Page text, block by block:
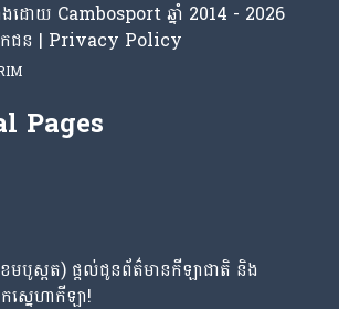
ង​ដោយ​ Cambosport ឆ្នាំ 2014 - 2026
ជន | Privacy Policy
Pages
មបូស្ពត) ផ្តល់ជូនព័ត៌មានកីឡាជាតិ និង
ស្នេហាកីឡា!